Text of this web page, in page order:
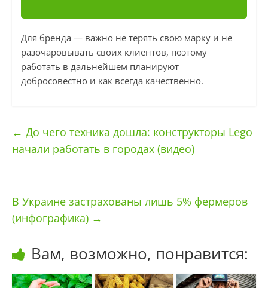
Для бренда — важно не терять свою марку и не
разочаровывать своих клиентов, поэтому
работать в дальнейшем планируют
добросовестно и как всегда качественно.
← До чего техника дошла: конструкторы Lego
начали работать в городах (видео)
В Украине застрахованы лишь 5% фермеров
(инфографика) →
Вам, возможно, понравится: